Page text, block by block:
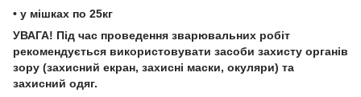
• у мішках по 25кг
УВАГА! Під час проведення зварювальних робіт
рекомендується використовувати засоби захисту органів
зору (захисний екран, захисні маски, окуляри) та
захисний одяг.